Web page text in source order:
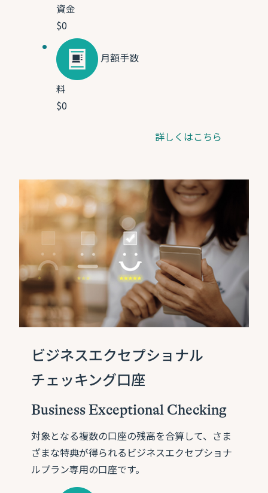
資金
$0
月額手数
料
$0
詳しくはこちら
ビジネスエクセプショナル
チェッキング口座
Business Exceptional Checking
対象となる複数の口座の残高を合算して、さま
ざまな特典が得られるビジネスエクセプショナ
ルプラン専用の口座です。